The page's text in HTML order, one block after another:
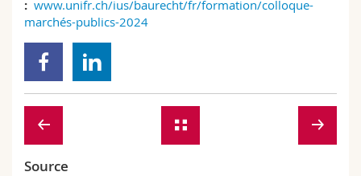
: www.unifr.ch/ius/baurecht/fr/formation/colloque-
marchés-publics-2024
Source